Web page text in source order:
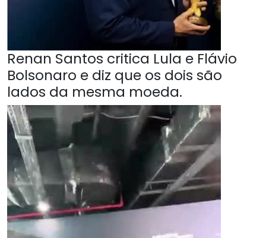
Renan Santos critica Lula e Flávio
Bolsonaro e diz que os dois são
lados da mesma moeda.